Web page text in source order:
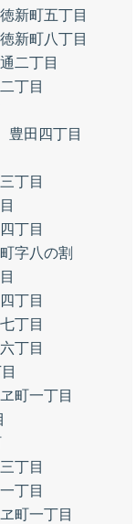
新町五丁目
新町八丁目
二丁目
丁目
豊田四丁目
丁目
丁目
字八の割
丁目
丁目
丁目
町一丁目
丁目
丁目
町一丁目